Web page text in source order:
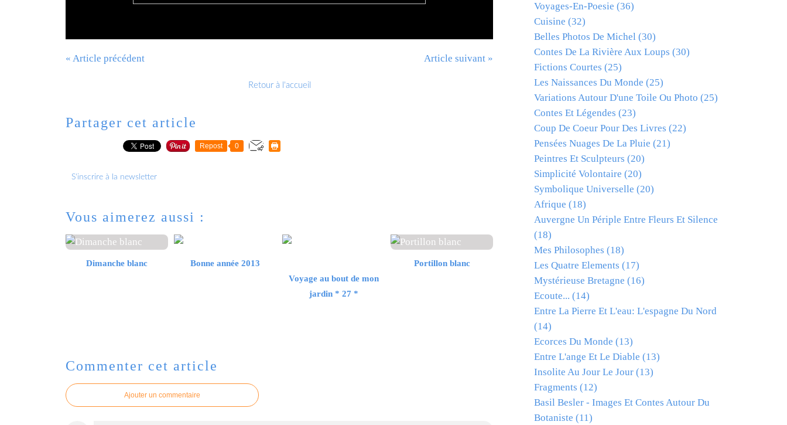
« Article précédent Article suivant »
Retour à l'accueil
Partager cet article
Repost 0
S'inscrire à la newsletter
Vous aimerez aussi :
Dimanche blanc
Bonne année 2013
Voyage au bout de mon
jardin * 27 *
Portillon blanc
Commenter cet article
Ajouter un commentaire
Voyages-En-Poesie (36)
Cuisine (32)
Belles Photos De Michel (30)
Contes De La Rivière Aux Loups (30)
Fictions Courtes (25)
Les Naissances Du Monde (25)
Variations Autour D'une Toile Ou Photo (25)
Contes Et Légendes (23)
Coup De Coeur Pour Des Livres (22)
Pensées Nuages De La Pluie (21)
Peintres Et Sculpteurs (20)
Simplicité Volontaire (20)
Symbolique Universelle (20)
Afrique (18)
Auvergne Un Périple Entre Fleurs Et Silence
(18)
Mes Philosophes (18)
Les Quatre Elements (17)
Mystérieuse Bretagne (16)
Ecoute... (14)
Entre La Pierre Et L'eau: L'espagne Du Nord
(14)
Ecorces Du Monde (13)
Entre L'ange Et Le Diable (13)
Insolite Au Jour Le Jour (13)
Fragments (12)
Basil Besler - Images Et Contes Autour Du
Botaniste (11)